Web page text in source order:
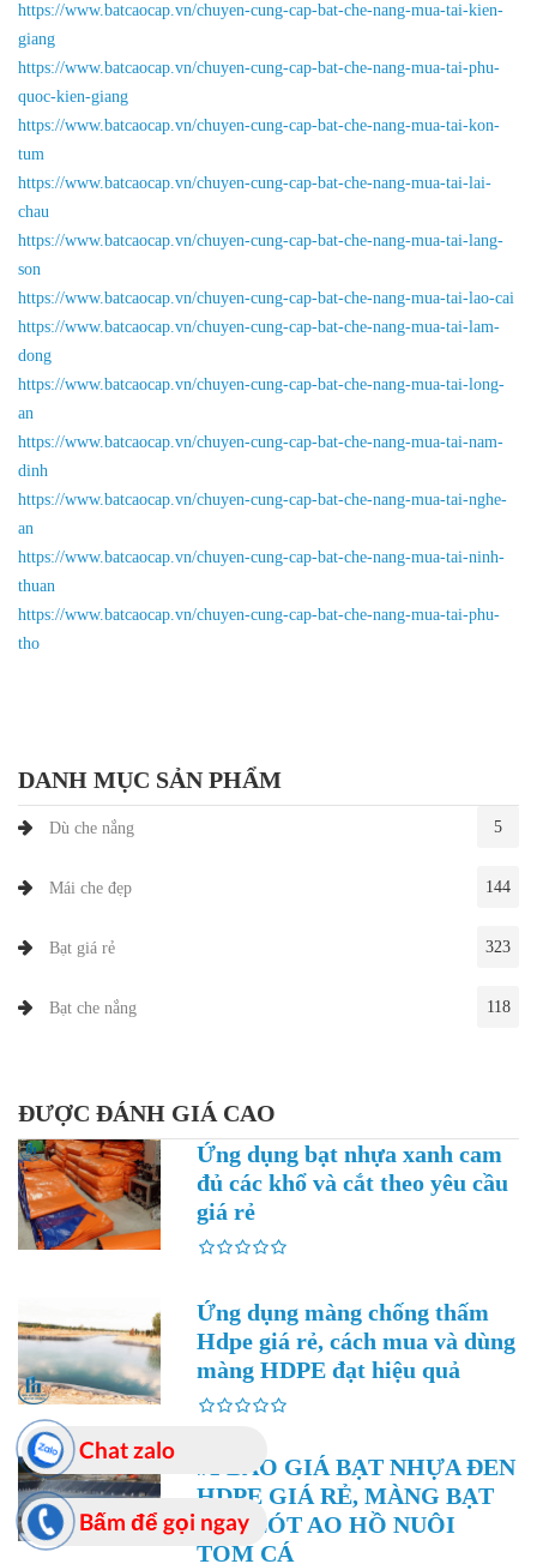
https://www.batcaocap.vn/chuyen-cung-cap-bat-che-nang-mua-tai-kien-
giang
https://www.batcaocap.vn/chuyen-cung-cap-bat-che-nang-mua-tai-phu-
quoc-kien-giang
https://www.batcaocap.vn/chuyen-cung-cap-bat-che-nang-mua-tai-kon-
tum
https://www.batcaocap.vn/chuyen-cung-cap-bat-che-nang-mua-tai-lai-
chau
https://www.batcaocap.vn/chuyen-cung-cap-bat-che-nang-mua-tai-lang-
son
https://www.batcaocap.vn/chuyen-cung-cap-bat-che-nang-mua-tai-lao-cai
https://www.batcaocap.vn/chuyen-cung-cap-bat-che-nang-mua-tai-lam-
dong
https://www.batcaocap.vn/chuyen-cung-cap-bat-che-nang-mua-tai-long-
an
https://www.batcaocap.vn/chuyen-cung-cap-bat-che-nang-mua-tai-nam-
dinh
https://www.batcaocap.vn/chuyen-cung-cap-bat-che-nang-mua-tai-nghe-
an
https://www.batcaocap.vn/chuyen-cung-cap-bat-che-nang-mua-tai-ninh-
thuan
https://www.batcaocap.vn/chuyen-cung-cap-bat-che-nang-mua-tai-phu-
tho
DANH MỤC SẢN PHẨM
Dù che nắng 5
Mái che đẹp 144
Bạt giá rẻ 323
Bạt che nắng 118
ĐƯỢC ĐÁNH GIÁ CAO
Ứng dụng bạt nhựa xanh cam
đủ các khổ và cắt theo yêu cầu
giá rẻ
Ứng dụng màng chống thấm
Hdpe giá rẻ, cách mua và dùng
màng HDPE đạt hiệu quả
#1 BÁO GIÁ BẠT NHỰA ĐEN
HDPE GIÁ RẺ, MÀNG BẠT
ĐEN LÓT AO HỒ NUÔI
TÔM CÁ
Bấm để gọi ngay
Chat zalo